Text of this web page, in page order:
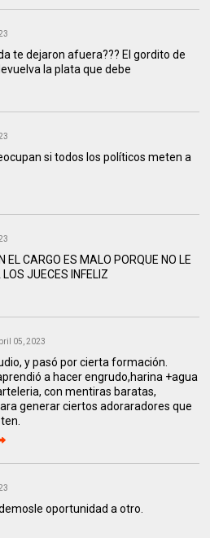
te dejaron afuera??? El gordito de
la plata que debe
si todos los políticos meten a
EL CARGO ES MALO PORQUE NO LE
JUECES INFELIZ
05, 2023
y pasó por cierta formación.
a hacer engrudo,harina +agua
con mentiras baratas,
generar ciertos adoraradores que
oportunidad a otro.